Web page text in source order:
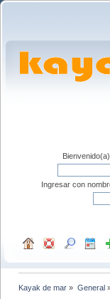
Bienvenido(a),
Ingresar con
Kayak de mar » General